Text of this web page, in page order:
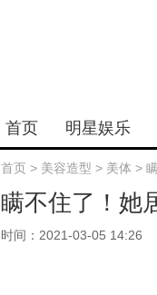
首页 明星娱乐
首页 > 美容造型 > 美体 >
瞒不住了！她
时间：2021-03-05 14:26